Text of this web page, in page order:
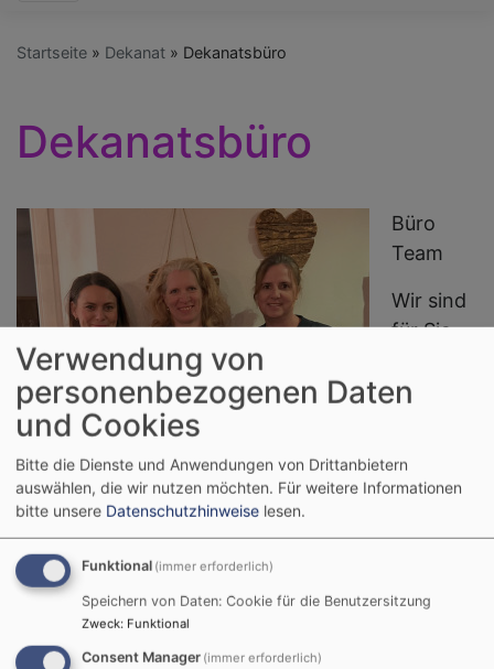
Startseite Dekanat Dekanatsbüro
Dekanatsbüro
Bildrechte Evang. Luth. Dekanat Rosenheim/Zeh
Büro
Team
Wir sind
für Sie
Diana
* Daniela
Spöhrer
Evangelisch-Lutherischer Dekanatsbezirk
Rosenheim
Verwendung von
personenbezogenen Daten
und Cookies
Bitte die Dienste und Anwendungen von Drittanbietern
auswählen, die wir nutzen möchten. Für weitere Informationen
bitte unsere Datenschutzhinweise lesen.
Funktional (immer erforderlich)
Speichern von Daten: Cookie für die Benutzersitzung
Zweck: Funktional
Consent Manager (immer erforderlich)